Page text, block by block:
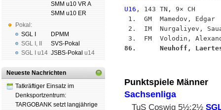
Pokal:
SGL I
SGL I ,
SGL I
u14
SMM u10 VR A
SMM u10 ER
DPMM
SVS-Pokal
JSBS-Pokal u14
Neueste Nachrichten
Tatkräftiger Einsatz im
Denksportzentrum:
TARGOBANK setzt langjährige
U16 , 143 TN, 9× CH
1.  GM  Mamedov,
2.  IM  Nurgaliyev,
86.      Neuhoff,
Punktspiele Männer
Sachsenliga
TuS Coswig 5½:2½